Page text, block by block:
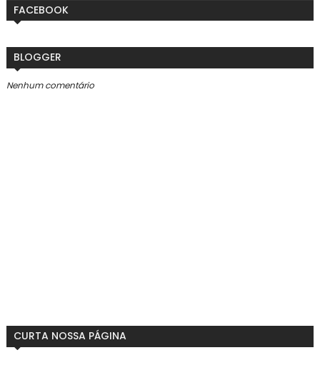
FACEBOOK
BLOGGER
Nenhum comentário
CURTA NOSSA PÁGINA